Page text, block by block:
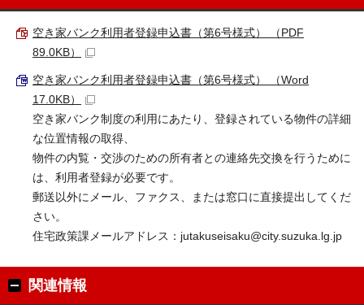
空き家バンク利用者登録申込書（第6号様式） （PDF
89.0KB）
空き家バンク利用者登録申込書（第6号様式） （Word
17.0KB）
空き家バンク制度の利用にあたり、登録されている物件の詳細
な位置情報の取得、
物件の内覧・交渉のための所有者との連絡先交換を行うために
は、利用者登録が必要です。
郵送以外にメール、ファクス、または窓口に直接提出してくだ
さい。
住宅政策課メールアドレス：jutakuseisaku@city.suzuka.lg.jp
関連情報